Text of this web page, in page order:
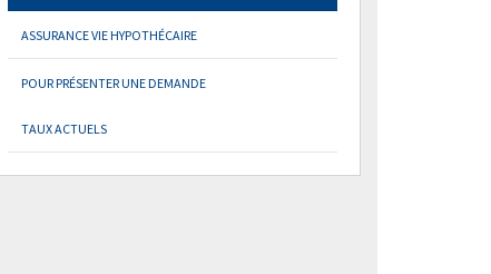
ASSURANCE VIE HYPOTHÉCAIRE
POUR PRÉSENTER UNE DEMANDE
TAUX ACTUELS